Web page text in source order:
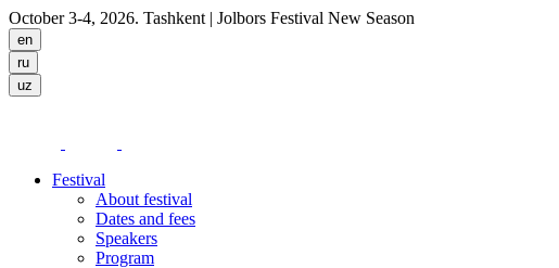
October 3-4, 2026. Tashkent | Jolbors Festival New Season
Festival
About festival
Dates and fees
Speakers
Program